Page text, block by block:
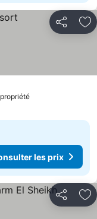
Partager
les prix
Partager